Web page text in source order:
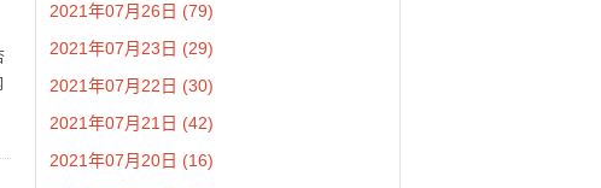
2021年07月26日 (79)
2021年07月23日 (29)
2021年07月22日 (30)
2021年07月21日 (42)
2021年07月20日 (16)